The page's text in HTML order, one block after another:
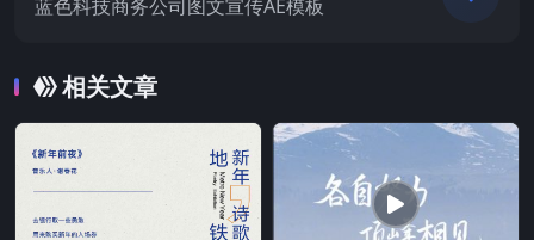
蓝色科技商务公司图文宣传AE模板
相关文章